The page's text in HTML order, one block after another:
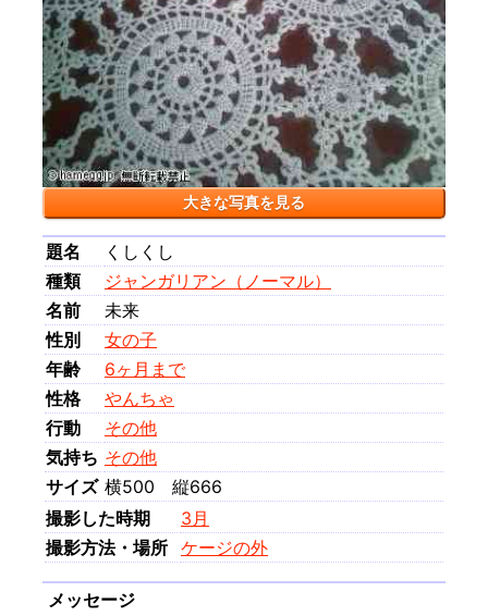
大きな写真を見る
題名
くしくし
種類
ジャンガリアン（ノーマル）
名前
未来
性別
女の子
年齢
6ヶ月まで
性格
やんちゃ
行動
その他
気持ち その他
サイズ 横500 縦666
撮影した時期
3月
撮影方法・場所 ケージの外
メッセージ